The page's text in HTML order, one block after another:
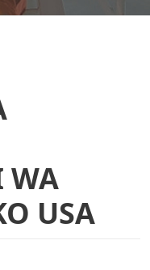
WA
USA